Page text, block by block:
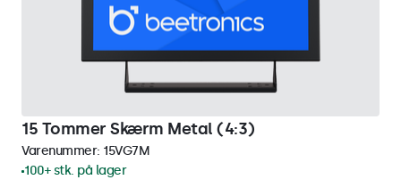
15 Tommer Skærm Metal (4:3)
Varenummer: 15VG7M
100+ stk. på lager